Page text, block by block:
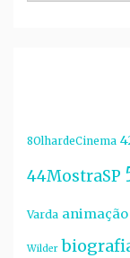
8OlhardeCinema
44MostraSP
Varda animação
Wilder